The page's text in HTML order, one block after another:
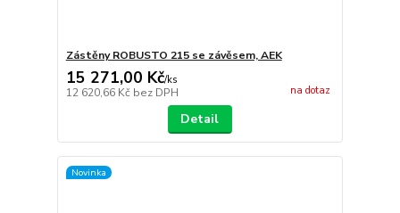
Zástěny ROBUSTO 215 se závěsem, AEK
15 271,00 Kč/ks
12 620,66 Kč bez DPH na dotaz
Detail
Novinka